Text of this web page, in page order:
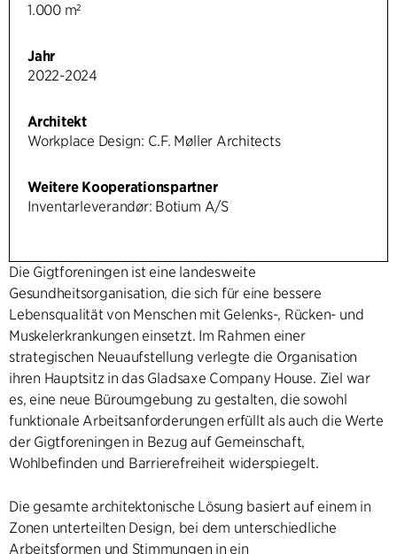
1.000 m²
Jahr
2022-2024
Architekt
Workplace Design: C.F. Møller Architects
Weitere Kooperationspartner
Inventarleverandør: Botium A/S
Die Gigtforeningen ist eine landesweite
Gesundheitsorganisation, die sich für eine bessere
Lebensqualität von Menschen mit Gelenks-, Rücken- und
Muskelerkrankungen einsetzt. Im Rahmen einer
strategischen Neuaufstellung verlegte die Organisation
ihren Hauptsitz in das Gladsaxe Company House. Ziel war
es, eine neue Büroumgebung zu gestalten, die sowohl
funktionale Arbeitsanforderungen erfüllt als auch die Werte
der Gigtforeningen in Bezug auf Gemeinschaft,
Wohlbefinden und Barrierefreiheit widerspiegelt.
Die gesamte architektonische Lösung basiert auf einem in
Zonen unterteilten Design, bei dem unterschiedliche
Arbeitsformen und Stimmungen in ein